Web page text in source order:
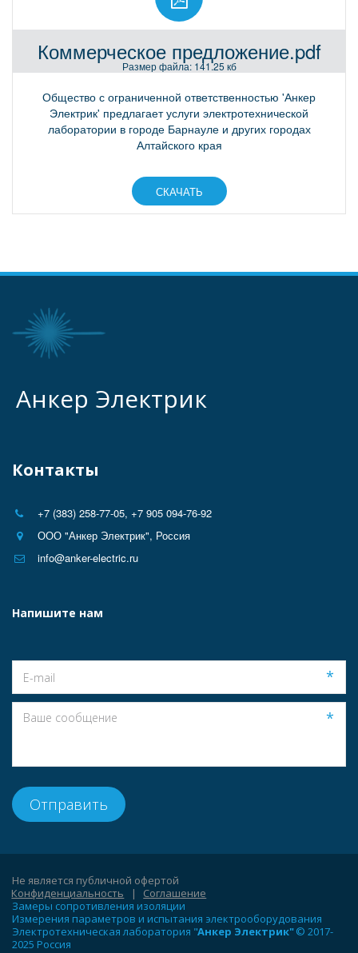
Коммерческое предложение.pdf
Размер файла: 141.25 кб
Общество с ограниченной ответственностью 'Анкер
Электрик' предлагает услуги электротехнической
лаборатории в городе Барнауле и других городах
Алтайского края
СКАЧАТЬ
Анкер Электрик
Контакты
+7 (383) 258-77-05, +7 905 094-76-92
ООО "Анкер Электрик", Россия
info@anker-electric.ru
Напишите нам
*
*
Отправить
Конфиденциальность
   |
Соглашение
Замеры сопротивления изоляции
Измерения параметров и испытания электрооборудования
Электротехническая лаборатория "Анкер Электрик" © 2017-
2025 Россия